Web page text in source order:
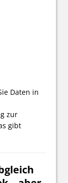
Daten in
zur
gibt